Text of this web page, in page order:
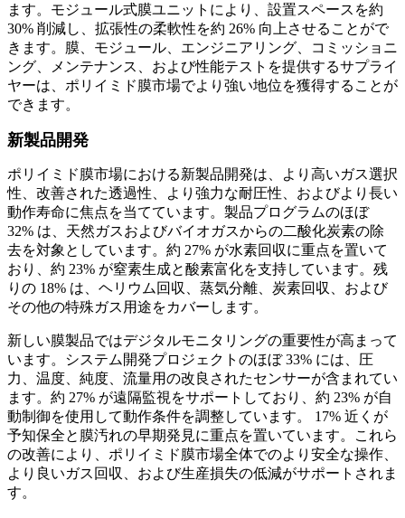
ます。モジュール式膜ユニットにより、設置スペースを約
30% 削減し、拡張性の柔軟性を約 26% 向上させることがで
きます。膜、モジュール、エンジニアリング、コミッショニ
ング、メンテナンス、および性能テストを提供するサプライ
ヤーは、ポリイミド膜市場でより強い地位を​​獲得することが
できます。
新製品開発
ポリイミド膜市場における新製品開発は、より高いガス選択
性、改善された透過性、より強力な耐圧性、およびより長い
動作寿命に焦点を当てています。製品プログラムのほぼ
32% は、天然ガスおよびバイオガスからの二酸化炭素の除
去を対象としています。約 27% が水素回収に重点を置いて
おり、約 23% が窒素生成と酸素富化を支持しています。残
りの 18% は、ヘリウム回収、蒸気分離、炭素回収、および
その他の特殊ガス用途をカバーします。
新しい膜製品ではデジタルモニタリングの重要性が高まって
います。システム開発プロジェクトのほぼ 33% には、圧
力、温度、純度、流量用の改良されたセンサーが含まれてい
ます。約 27% が遠隔監視をサポートしており、約 23% が自
動制御を使用して動作条件を調整しています。 17% 近くが
予知保全と膜汚れの早期発見に重点を置いています。これら
の改善により、ポリイミド膜市場全体でのより安全な操作、
より良いガス回収、および生産損失の低減がサポートされま
す。